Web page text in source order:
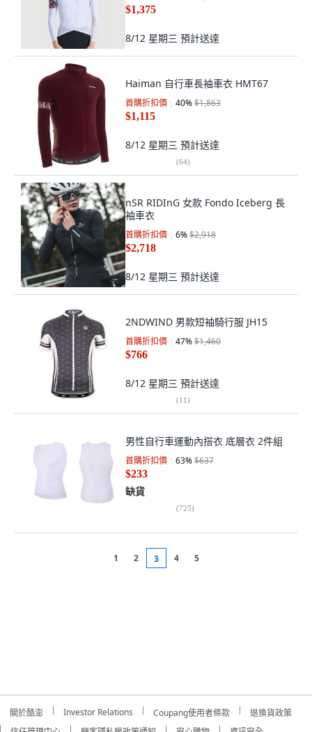
$1,375
8/12 星期三 預計送達
Haiman 自行車長袖車衣 HMT67
首購折扣價 40%$1,863
$1,115
8/12 星期三 預計送達
(64)
nSR RIDInG 女款 Fondo Iceberg 長
袖車衣
首購折扣價 6%$2,918
$2,718
8/12 星期三 預計送達
2NDWIND 男款短袖騎行服 JH15
首購折扣價 47%$1,460
$766
8/12 星期三 預計送達
(11)
男性自行車運動內搭衣 底層衣 2件組
首購折扣價 63%$637
$233
缺貨
(725)
1 2 3 4 5
關於酷澎 Investor Relations Coupang使用者條款
退換貨政策